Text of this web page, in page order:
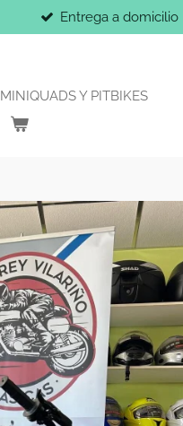
Entrega a domicilio
Y PITBIKES